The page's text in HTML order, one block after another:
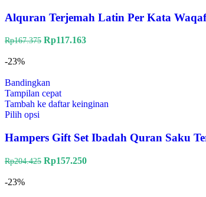
Alquran Terjemah Latin Per Kata
Rp167.375 Rp117.163
-23%
Bandingkan
Tampilan cepat
Tambah ke daftar keinginan
Pilih opsi
Hampers Gift Set Ibadah Quran Saku
Rp204.425 Rp157.250
-23%